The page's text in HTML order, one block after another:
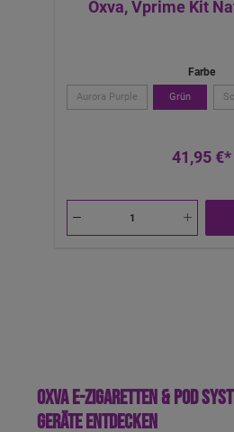
Oxva, Vprime Kit
Farbe
Aurora Purple Grün
41,95 €*
OXVA E-Zigaretten & Pod
Geräte entdecken